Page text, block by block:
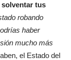
solventar tus
robando
haber
mucho más
el Estado del